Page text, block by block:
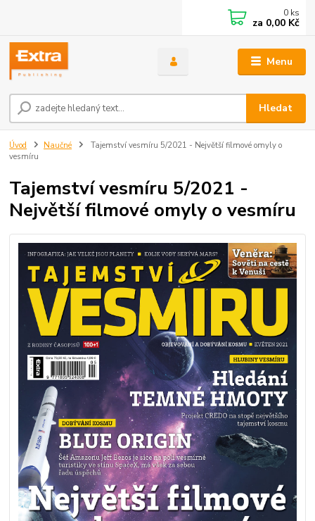
Menu
Hledat
0 ks
za 0,00 Kč
Úvod Naučné
Tajemství vesmíru 5/2021 - Největší filmové omyly o
vesmíru
Tajemství vesmíru 5/2021 -
Největší filmové omyly o vesmíru